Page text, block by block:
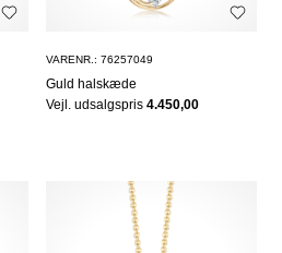
VARENR.: 76257049
Guld halskæde
Vejl. udsalgspris4.450,00